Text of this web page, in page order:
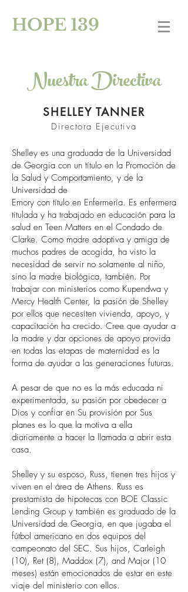
HOPE 139
Nuestra Directiva
SHELLEY TANNER
Directora Ejecutiva
Shelley es una graduada de la Universidad
de Georgia con un título en la Promoción de
la Salud y Comportamiento, y de la
Universidad de
Emory con título en Enfermería. Es enfermera
titulada y ha trabajado en educación para la
salud en Teen Matters en el Condado de
Clarke. Como madre adoptiva y amiga de
muchos padres de acogida, ha visto la
necesidad de servir no solamente al niño,
sino la madre biológica, también. Por
trabajar con ministerios como Kupendwa y
Mercy Health Center, la pasión de Shelley
por ellos que necesiten vivienda, apoyo, y
capacitación ha crecido. Cree que ayudar a
la madre y dar opciones de apoyo provida
en todas las etapas de maternidad es la
forma de ayudar a las generaciones futuras.
A pesar de que no es la más educada ni
experimentada, su pasión por obedecer a
Dios y confiar en Su provisión por Sus
planes es lo que la motiva a ella
diariamente a hacer la llamada a abrir esta
casa.
Shelley y su esposo, Russ, tienen tres hijos y
viven en el área de Athens. Russ es
prestamista de hipotecas con BOE Classic
Lending Group y también es graduado de la
Universidad de Georgia, en que jugaba el
fútbol americano en dos equipos del
campeonato del SEC. Sus hijos, Carleigh
(10), Ret (8), Maddox (7), and Major (10
meses) están emocionados de estar en este
viaje del ministerio con ellos.